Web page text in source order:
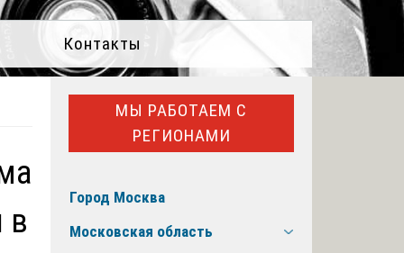
Контакты
в
МЫ РАБОТАЕМ С
РЕГИОНАМИ
Город Москва
Московская область